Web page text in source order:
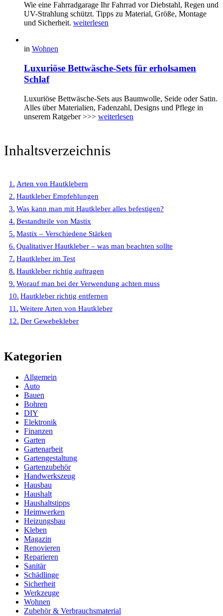
Wie eine Fahrradgarage Ihr Fahrrad vor Diebstahl, Regen und
UV-Strahlung schützt. Tipps zu Material, Größe, Montage
und Sicherheit. weiterlesen
in Wohnen
Luxuriöse Bettwäsche-Sets für erholsamen
Schlaf
Luxuriöse Bettwäsche-Sets aus Baumwolle, Seide oder Satin.
Alles über Materialien, Fadenzahl, Designs und Pflege in
unserem Ratgeber >>> weiterlesen
Inhaltsverzeichnis
Arten von Hautklebern
Hautkleber Empfehlungen
Was kann man mit Hautkleber alles befestigen?
Bestandteile von Mastix
Mastix – Verschiedene Stärken
Qualitativer Hautkleber – was man beachten sollte
Hautkleber im Test
Hautkleber richtig auftragen
Worauf man bei der Verwendung achten muss
Hautkleber richtig entfernen
Weitere Arten von Hautkleber
Der Gewebekleber
Kategorien
Allgemein
Auto
Bauen
Bohren
DIY
Elektronik
Finanzen
Garten
Gartenarbeit
Gartengestaltung
Gartenzubehör
Handwerkszeug
Hausbau
Haushalt
Haushaltstipps
Heimwerken
Heizungsbau
Kleben
Magazin
Renovieren
Reparieren
Sanitär
Schädlinge
Sicherheit
Werkzeuge
Wohnen
Zubehör & Verbrauchsmaterial